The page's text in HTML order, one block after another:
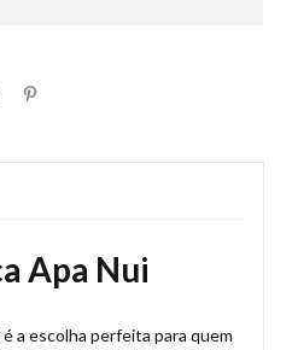
Apa Nui
é a escolha perfeita para quem